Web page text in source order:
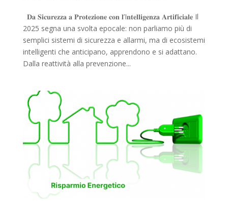
𝐃𝐚 𝐒𝐢𝐜𝐮𝐫𝐞𝐳𝐳𝐚 𝐚 𝐏𝐫𝐨𝐭𝐞𝐳𝐢𝐨𝐧𝐞 𝐜𝐨𝐧 𝐥’I𝐧𝐭𝐞𝐥𝐥𝐢𝐠𝐞𝐧𝐳𝐚 𝐀𝐫𝐭𝐢𝐟𝐢𝐜𝐢𝐚𝐥𝐞 Il
2025 segna una svolta epocale: non parliamo più di
semplici sistemi di sicurezza e allarmi, ma di ecosistemi
intelligenti che anticipano, apprendono e si adattano.
Dalla reattività alla prevenzione...